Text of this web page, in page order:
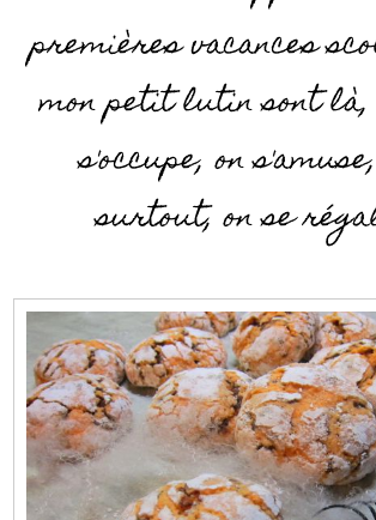
premières vacances
mon petit lutin sont
s'occupe, on
surtout, on se